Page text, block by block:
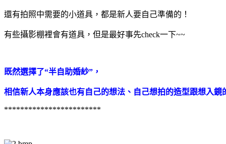
還有拍照中需要的小道具，都是新人要自己準備的！
有些攝影棚裡會有道具，但是最好事先check一下~~
既然選擇了“半自助婚紗”，
相信新人本身應該也有自己的想法、自己想拍的造型跟想入鏡
************************